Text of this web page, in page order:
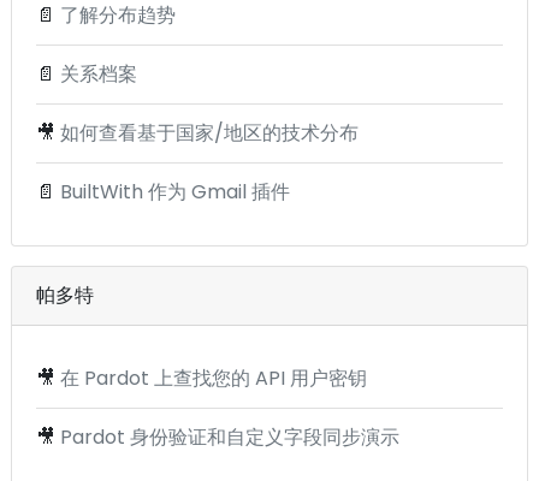
📄 了解分布趋势
📄 关系档案
🎥 如何查看基于国家/地区的技术分布
📄 BuiltWith 作为 Gmail 插件
帕多特
🎥 在 Pardot 上查找您的 API 用户密钥
🎥 Pardot 身份验证和自定义字段同步演示